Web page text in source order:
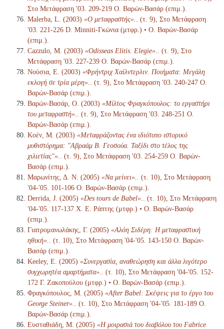
Στο Μετάφραση '03. 209-219 Ο. Βαρών-Βασάρ (επιμ.).
Malerba, L. (2003) «Ο μεταφραστής».
. (τ. 9), Στο Μετάφραση
'03. 221-226 D. Minniti-Γκώνια (μτφρ.) • Ο. Βαρών-Βασάρ
(επιμ.).
Cazzulo, M. (2003) «Odisseas Elitis. Elegie».
. (τ. 9), Στο
Μετάφραση '03. 227-239 Ο. Βαρών-Βασάρ (επιμ.).
Νούσια, Ε. (2003) «Φρήντριχ Χαίλντερλιν. Ποιήματα: Μεγάλη
εκλογή σε τρία μέρη».
. (τ. 9), Στο Μετάφραση '03. 240-247 Ο.
Βαρών-Βασάρ (επιμ.).
Βαρών-Βασάρ, Ο. (2003) «Μίλτος Φραγκόπουλος: το εργαστήρι
του μεταφραστή».
. (τ. 9), Στο Μετάφραση '03. 248-251 Ο.
Βαρών-Βασάρ (επιμ.).
Κοέν, Μ. (2003) «Μεταφράζοντας ένα ιδιότυπο ιστορικό
μυθιστόρημα: "Αβραάμ Β. Γεοσούα. Ταξίδι στο τέλος της
χιλιετίας"».
. (τ. 9), Στο Μετάφραση '03. 254-259 Ο. Βαρών-
Βασάρ (επιμ.).
Μαρωνίτης, Δ. Ν. (2005) «Να μείνει».
. (τ. 10), Στο Μετάφραση
'04-'05. 101-106 Ο. Βαρών-Βασάρ (επιμ.).
Derrida, J. (2005) «Des tours de Babel».
. (τ. 10), Στο Μετάφραση
'04-'05. 117-137 Χ. Ε. Ράπτης (μτφρ.) • Ο. Βαρών-Βασάρ
(επιμ.).
Γιατρομανωλάκης, Γ. (2005) «Αλόη Σιδέρη: Η μεταφραστική
ηθική».
. (τ. 10), Στο Μετάφραση '04-'05. 143-150 Ο. Βαρών-
Βασάρ (επιμ.).
Keeley, E. (2005) «Συνεργασία, αναθεώρηση και άλλα λιγότερο
συγχωρητέα αμαρτήματα».
. (τ. 10), Στο Μετάφραση '04-'05. 152-
172 Γ. Ζακοπούλου (μτφρ.) • Ο. Βαρών-Βασάρ (επιμ.).
Φραγκόπουλος, Μ. (2005) «After Babel: Σκέψεις για το έργο του
George Steiner».
. (τ. 10), Στο Μετάφραση '04-'05. 181-189 Ο.
Βαρών-Βασάρ (επιμ.).
Ευσταθιάδη, Μ. (2005) «Η μοιρασιά του διαβόλου του Fabrice